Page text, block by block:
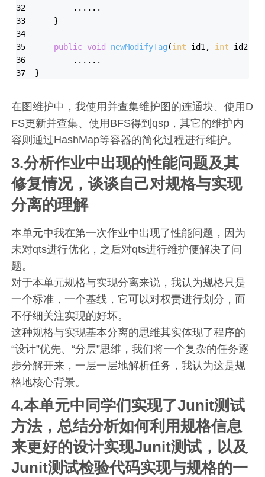
        ......
    }
public void newModifyTag (int id1, int id2,
        ......
}
在图维护中，我使用并查集维护图的连通块、使用D
FS更新并查集、使用BFS得到qsp，其它的维护内
容则通过HashMap等容器的简化过程进行维护。
3.分析作业中出现的性能问题及其
修复情况，谈谈自己对规格与实现
分离的理解
本单元中我在第一次作业中出现了性能问题，因为
未对qts进行优化，之后对qts进行维护便解决了问
题。
对于本单元规格与实现分离来说，我认为规格只是
一个标准，一个基线，它可以对权责进行划分，而
不仔细关注实现的好坏。
这种规格与实现基本分离的思维其实体现了程序的
“设计”优先、“分层”思维，我们将一个复杂的任务逐
步分解开来，一层一层地解析任务，我认为这是规
格地核心背景。
4.本单元中同学们实现了Junit测试
方法，总结分析如何利用规格信息
来更好的设计实现Junit测试，以及
Junit测试检验代码实现与规格的一